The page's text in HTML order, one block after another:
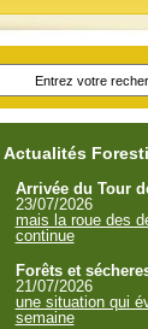
Actualités
Arrivée du Tour
23/07/2026
mais la roue des
continue
Forêts et
21/07/2026
une situation qui
semaine